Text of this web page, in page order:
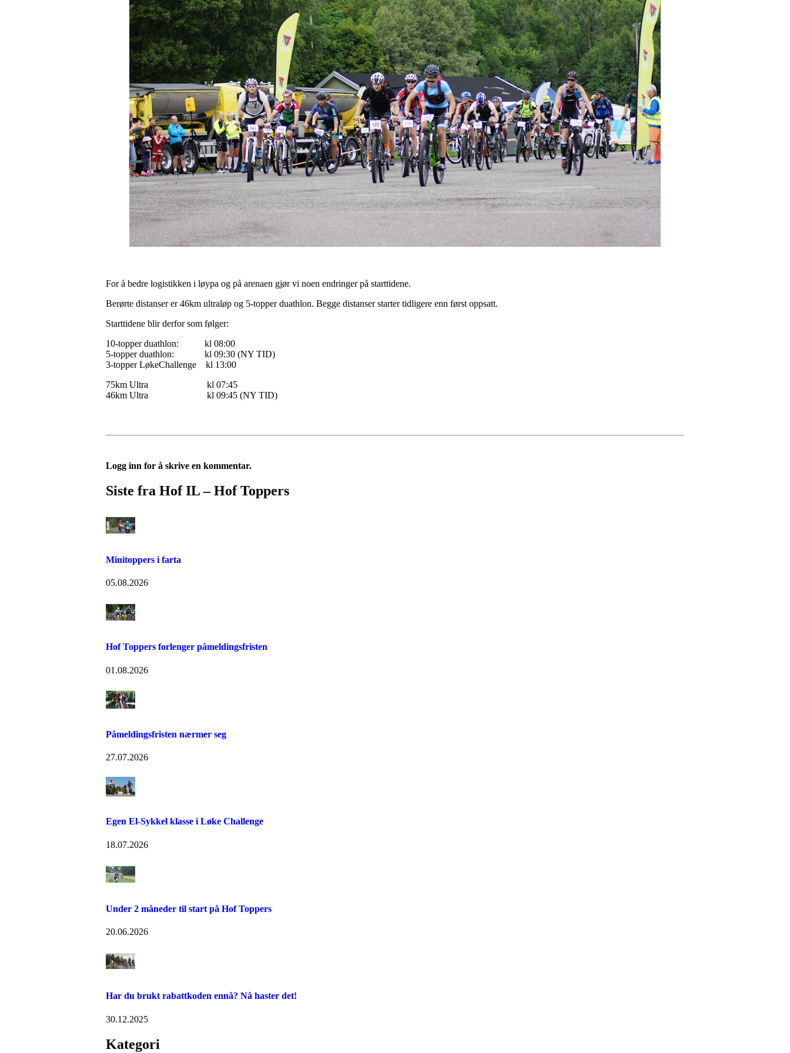
For å bedre logistikken i løypa og på arenaen gjør vi noen endringer på starttidene.
Berørte distanser er 46km ultraløp og 5-topper duathlon. Begge distanser starter tidligere enn først oppsatt.
Starttidene blir derfor som følger:
10-topper duathlon: kl 08:00
5-topper duathlon: kl 09:30 (NY TID)
3-topper LøkeChallenge kl 13:00
75km Ultra kl 07:45
46km Ultra kl 09:45 (NY TID)
Logg inn for å skrive en kommentar.
Siste fra Hof IL – Hof Toppers
Minitoppers i farta
05.08.2026
Hof Toppers forlenger påmeldingsfristen
01.08.2026
Påmeldingsfristen nærmer seg
27.07.2026
Egen El-Sykkel klasse i Løke Challenge
18.07.2026
Under 2 måneder til start på Hof Toppers
20.06.2026
Har du brukt rabattkoden ennå? Nå haster det!
30.12.2025
Kategori